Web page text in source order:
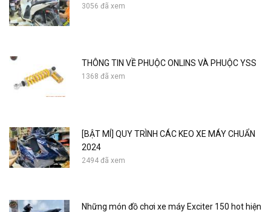
3056 đã xem
THÔNG TIN VỀ PHUỘC ONLINS VÀ PHUỘC YSS
1368 đã xem
[BẬT MÍ] QUY TRÌNH CÁC KEO XE MÁY CHUẨN
2024
2494 đã xem
Những món đồ chơi xe máy Exciter 150 hot hiện